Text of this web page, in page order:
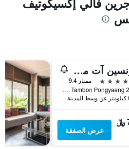
أونسين آت مونتشام
ممتاز 9.4
293 Moo 2, Tambon Pongyaeng, ماي ريم, تايلاند
عرض الصفقة